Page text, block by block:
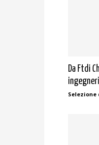
Da Ftdi
ingegneri
Selezione